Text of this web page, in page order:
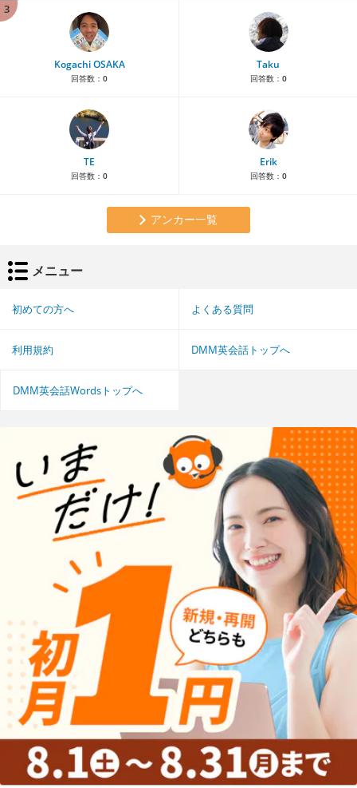
3
Kogachi OSAKA
回答数： 0
Taku
回答数： 0
TE
回答数： 0
Erik
回答数： 0
アンカー一覧
メニュー
初めての方へ よくある質問
利用規約 DMM英会話トップへ
DMM英会話Wordsトップへ